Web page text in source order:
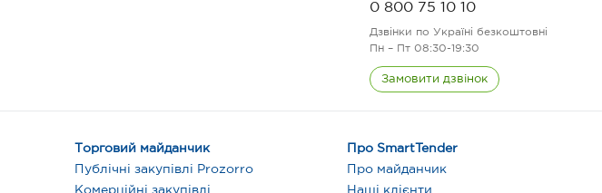
0 800 75 10 10
Дзвінки по Україні безкоштовні
Пн – Пт 08:30-19:30
Замовити дзвінок
Торговий майданчик
Публічні закупівлі Prozorro
Комерційні закупівлі
Про SmartTender
Про майданчик
Наші клієнти